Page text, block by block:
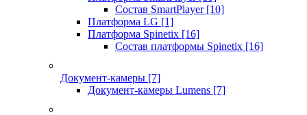
Состав SmartPlayer [10]
Платформа LG [1]
Платформа Spinetix [16]
Состав платформы Spinetix [16]
Документ-камеры [7]
Документ-камеры Lumens [7]